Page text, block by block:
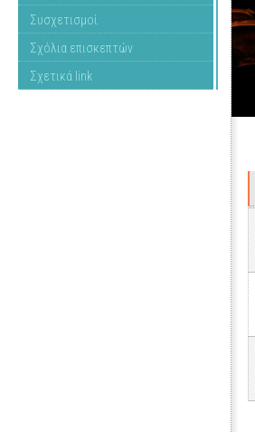
Συσχετισμοί
Σχόλια επισκεπτών
Σχετικά link